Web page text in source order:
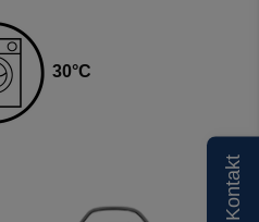
30°C
Kontakt